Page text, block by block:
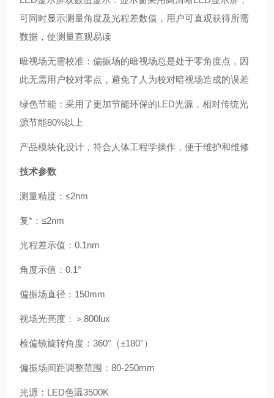
可同时显示测量角度及光程差数值，用户可直观获得所需
数据，使测量直观易读
暗视场无需校准：偏振场的暗视场总是处于零角度点，因
此无需用户校对零点，避免了人为校对暗视场造成的误差
绿色节能：采用了更加节能环保的LED光源，相对传统光
源节能80%以上
产品模块化设计，符合人体工程学操作，便于维护和维修
技术参数
测量精度：≤2nm
复*：≤2nm
光程差示值：0.1nm
角度示值：0.1°
偏振场直径：150mm
视场光亮度：＞800lux
检偏镜旋转角度：360°（±180°）
偏振场间距调整范围：80-250mm
光源：LED色温3500K